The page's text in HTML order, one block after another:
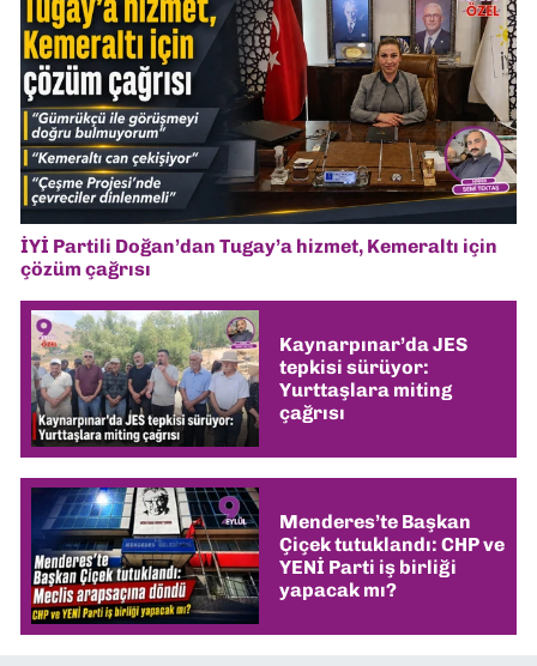
İYİ Partili Doğan’dan Tugay’a hizmet, Kemeraltı için
çözüm çağrısı
Kaynarpınar’da JES
tepkisi sürüyor:
Yurttaşlara miting
çağrısı
Menderes’te Başkan
Çiçek tutuklandı: CHP ve
YENİ Parti iş birliği
yapacak mı?